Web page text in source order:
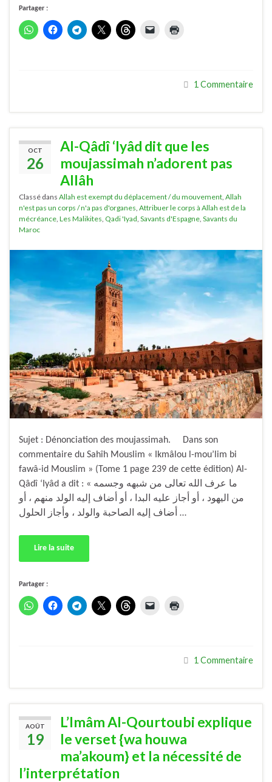
Partager :
1 Commentaire
OCT
26
Al-Qâdî ‘Iyâd dit que les
moujassimah n’adorent pas
Allâh
Classé dans Allah est exempt du déplacement / du mouvement Allah
n'est pas un corps / n'a pas d'organes Attribuer le corps à Allah est de la
mécréance Les Malikites Qadi 'Iyad Savants d'Espagne Savants du
Maroc
Sujet : Dénonciation des moujassimah. Dans son
commentaire du Sahîh Mouslim « Ikmâlou l-mou’lim bi
fawâ-id Mouslim » (Tome 1 page 239 de cette édition) Al-
Qâdî ‘Iyâd a dit : « ما عرف الله تعالى من شبهه وجسمه
من اليهود ، أو أجاز عليه البدا ، أو أضاف إليه الولد منهم ، أو
أضاف إليه الصاحبة والولد ، وأجاز الحلول …
Lire la suite
Partager :
1 Commentaire
AOÛT
19
L’Imâm Al-Qourtoubi explique
le verset {wa houwa
ma’akoum} et la nécessité de
l’interprétation